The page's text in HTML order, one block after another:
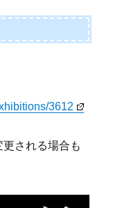
3612
される場合も